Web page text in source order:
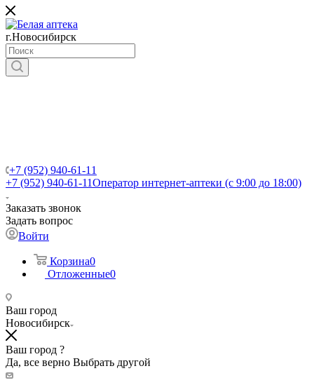
г.Новосибирск
+7 (952) 940-61-11
+7 (952) 940-61-11Оператор интернет-аптеки (с 9:00 до 18:00)
Заказать звонок
Задать вопрос
Войти
Корзина0
Отложенные0
Ваш город
Новосибирск
Ваш город ?
Да, все верно Выбрать другой